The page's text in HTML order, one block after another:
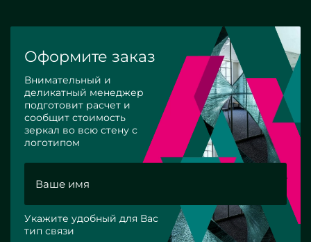
Оформите заказ
Внимательный и
деликатный менеджер
подготовит расчет и
сообщит стоимость
зеркал во всю стену с
логотипом
Укажите удобный для Вас
тип связи